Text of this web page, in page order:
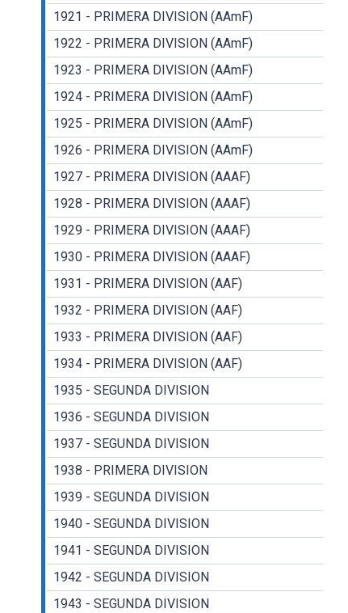
1921 - PRIMERA DIVISION (AAmF)
1922 - PRIMERA DIVISION (AAmF)
1923 - PRIMERA DIVISION (AAmF)
1924 - PRIMERA DIVISION (AAmF)
1925 - PRIMERA DIVISION (AAmF)
1926 - PRIMERA DIVISION (AAmF)
1927 - PRIMERA DIVISION (AAAF)
1928 - PRIMERA DIVISION (AAAF)
1929 - PRIMERA DIVISION (AAAF)
1930 - PRIMERA DIVISION (AAAF)
1931 - PRIMERA DIVISION (AAF)
1932 - PRIMERA DIVISION (AAF)
1933 - PRIMERA DIVISION (AAF)
1934 - PRIMERA DIVISION (AAF)
1935 - SEGUNDA DIVISION
1936 - SEGUNDA DIVISION
1937 - SEGUNDA DIVISION
1938 - PRIMERA DIVISION
1939 - SEGUNDA DIVISION
1940 - SEGUNDA DIVISION
1941 - SEGUNDA DIVISION
1942 - SEGUNDA DIVISION
1943 - SEGUNDA DIVISION